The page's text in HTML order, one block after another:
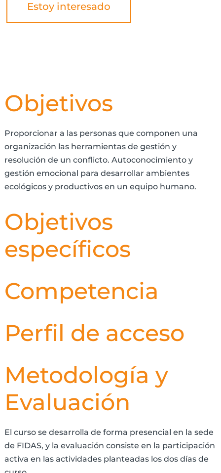
Estoy interesado
Objetivos
Proporcionar a las personas que componen una
organización las herramientas de gestión y
resolución de un conflicto. Autoconocimiento y
gestión emocional para desarrollar ambientes
ecológicos y productivos en un equipo humano.
Objetivos
específicos
Competencia
Perfil de acceso
Metodología y
Evaluación
El curso se desarrolla de forma presencial en la sede
de FIDAS, y la evaluación consiste en la participación
activa en las actividades planteadas los dos días de